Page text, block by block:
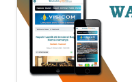
POLHUKAM
KRIMINAL